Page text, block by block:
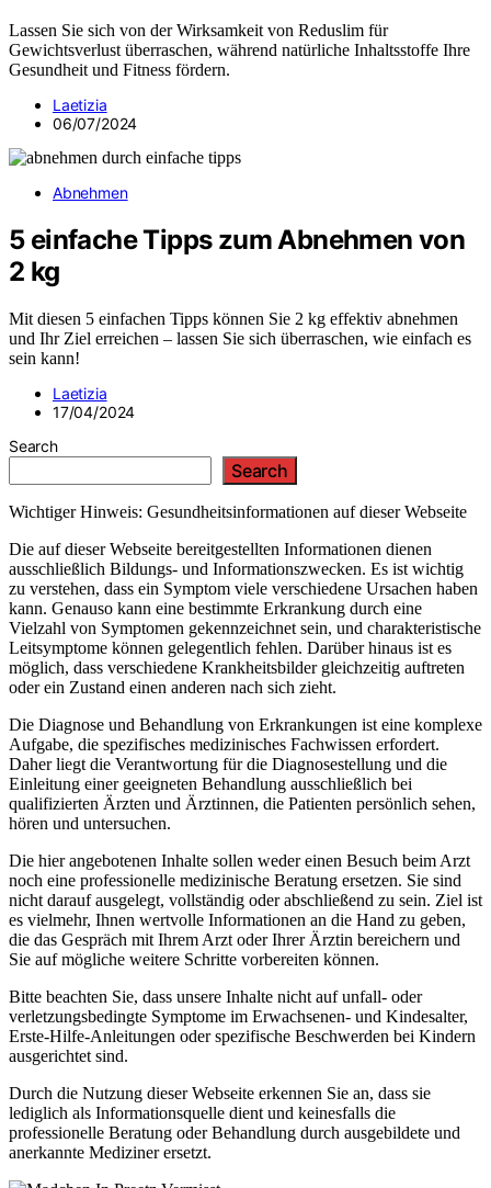
Lassen Sie sich von der Wirksamkeit von Reduslim für
Gewichtsverlust überraschen, während natürliche Inhaltsstoffe Ihre
Gesundheit und Fitness fördern.
Laetizia
06/07/2024
Abnehmen
5 einfache Tipps zum Abnehmen von
2 kg
Mit diesen 5 einfachen Tipps können Sie 2 kg effektiv abnehmen
und Ihr Ziel erreichen – lassen Sie sich überraschen, wie einfach es
sein kann!
Laetizia
17/04/2024
Search
Search
Wichtiger Hinweis: Gesundheitsinformationen auf dieser Webseite
Die auf dieser Webseite bereitgestellten Informationen dienen
ausschließlich Bildungs- und Informationszwecken. Es ist wichtig
zu verstehen, dass ein Symptom viele verschiedene Ursachen haben
kann. Genauso kann eine bestimmte Erkrankung durch eine
Vielzahl von Symptomen gekennzeichnet sein, und charakteristische
Leitsymptome können gelegentlich fehlen. Darüber hinaus ist es
möglich, dass verschiedene Krankheitsbilder gleichzeitig auftreten
oder ein Zustand einen anderen nach sich zieht.
Die Diagnose und Behandlung von Erkrankungen ist eine komplexe
Aufgabe, die spezifisches medizinisches Fachwissen erfordert.
Daher liegt die Verantwortung für die Diagnosestellung und die
Einleitung einer geeigneten Behandlung ausschließlich bei
qualifizierten Ärzten und Ärztinnen, die Patienten persönlich sehen,
hören und untersuchen.
Die hier angebotenen Inhalte sollen weder einen Besuch beim Arzt
noch eine professionelle medizinische Beratung ersetzen. Sie sind
nicht darauf ausgelegt, vollständig oder abschließend zu sein. Ziel ist
es vielmehr, Ihnen wertvolle Informationen an die Hand zu geben,
die das Gespräch mit Ihrem Arzt oder Ihrer Ärztin bereichern und
Sie auf mögliche weitere Schritte vorbereiten können.
Bitte beachten Sie, dass unsere Inhalte nicht auf unfall- oder
verletzungsbedingte Symptome im Erwachsenen- und Kindesalter,
Erste-Hilfe-Anleitungen oder spezifische Beschwerden bei Kindern
ausgerichtet sind.
Durch die Nutzung dieser Webseite erkennen Sie an, dass sie
lediglich als Informationsquelle dient und keinesfalls die
professionelle Beratung oder Behandlung durch ausgebildete und
anerkannte Mediziner ersetzt.